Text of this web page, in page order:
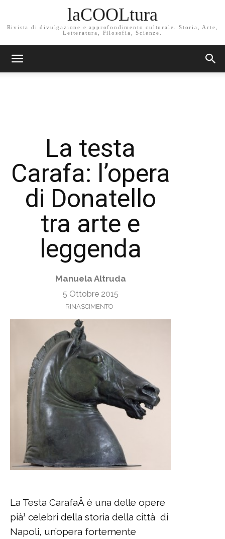
laCOOLtura
Rivista di divulgazione e approfondimento culturale. Storia, Arte,
Letteratura, Filosofia, Scienze.
La testa
Carafa: l’opera
di Donatello
tra arte e
leggenda
Manuela Altruda
5 Ottobre 2015
RINASCIMENTO
La Testa CarafaÂ è una delle opere
pià¹ celebri della storia della città di
Napoli, un’opera fortemente